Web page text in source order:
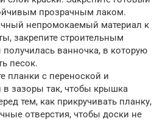
прозрачным лаком.
непромокаемый материал к
закрепите строительным
получилась ванночка, в которую
песок.
планки с переноской и
в зазоры так, чтобы крышка
тем, как прикручивать планку,
отверстия, чтобы доски не